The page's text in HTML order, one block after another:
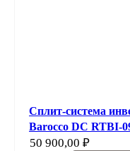
Сплит-система
Barocco DC RTBI-
50 900,00 ₽